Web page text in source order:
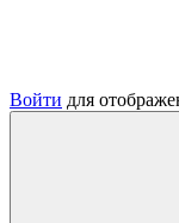
Войти для